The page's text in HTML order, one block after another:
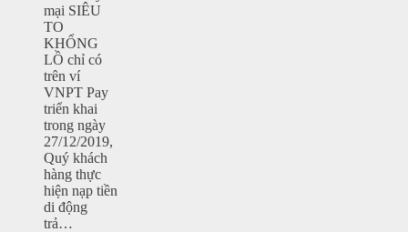
mại SIÊU
TO
KHỔNG
LỒ chỉ có
trên ví
VNPT Pay
triển khai
trong ngày
27/12/2019,
Quý khách
hàng thực
hiện nạp tiền
di động
trả…